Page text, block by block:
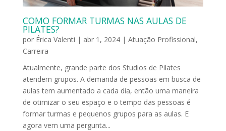
COMO FORMAR TURMAS NAS AULAS DE
PILATES?
por Érica Valenti | abr 1, 2024| Atuação Profissional,
Carreira
Atualmente, grande parte dos Studios de Pilates
atendem grupos. A demanda de pessoas em busca de
aulas tem aumentado a cada dia, então uma maneira
de otimizar o seu espaço e o tempo das pessoas é
formar turmas e pequenos grupos para as aulas. E
agora vem uma pergunta...